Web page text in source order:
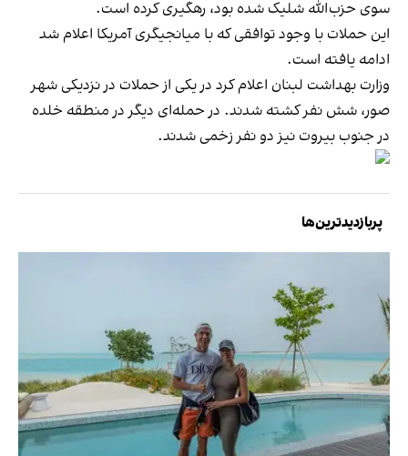
سوی حزب‌الله شلیک شده بود، رهگیری کرده است.
این حملات با وجود توافقی که با میانجیگری آمریکا اعلام شد
ادامه یافته است.
وزارت بهداشت لبنان اعلام کرد در یکی از حملات در نزدیکی شهر
صور، شش نفر کشته شدند. در حمله‌ای دیگر در منطقه خلده
در جنوب بیروت نیز دو نفر زخمی شدند.
پربازدیدترین‌ها